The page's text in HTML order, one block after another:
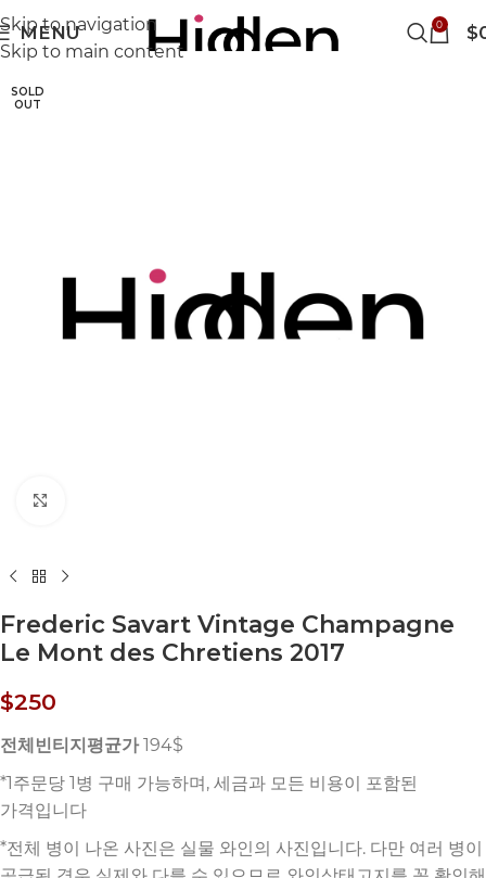
Skip to navigation
Skip to main content
MENU 0 $
SOLD
OUT
Frederic Savart Vintage Champagne
Le Mont des Chretiens 2017
$250
전체빈티지평균가194$